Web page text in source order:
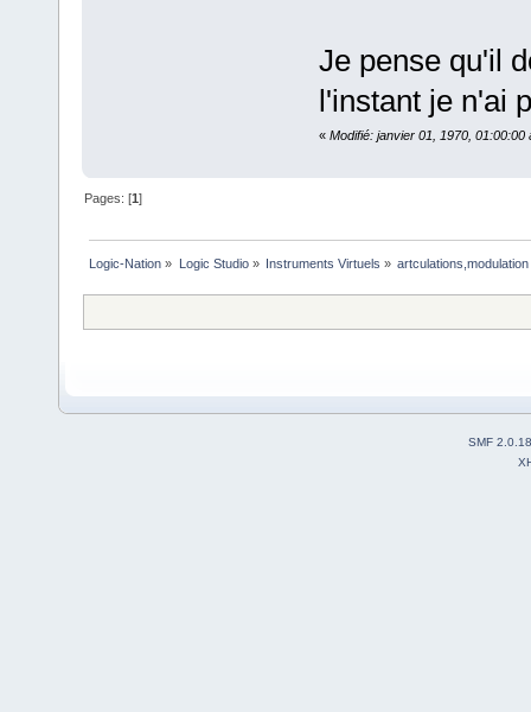
Je pense qu'il
l'instant je n'ai
« Modifié: janvier 01, 1970, 01:00:00
Pages: [1]
Logic-Nation » Logic Studio» Instruments Virtuels »
SMF 2.0.18